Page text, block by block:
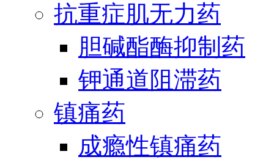
抗重症肌无力药
胆碱酯酶抑制药
钾通道阻滞药
镇痛药
成瘾性镇痛药